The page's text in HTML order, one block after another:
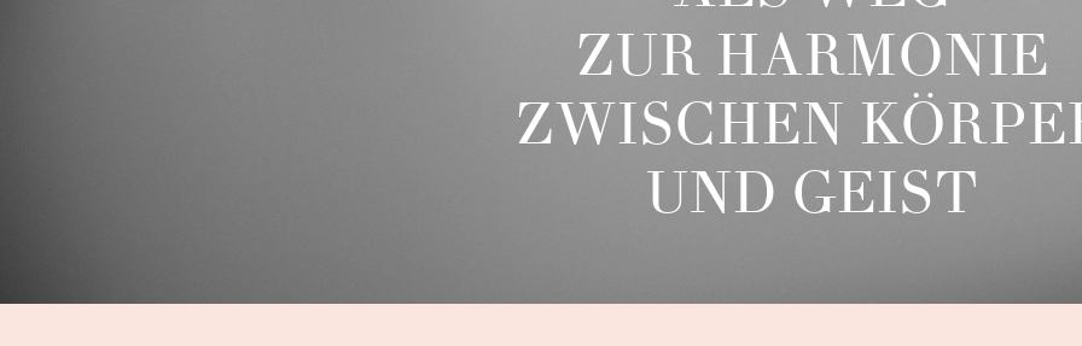
ZUR HARMONIE
ZWISCHEN
UND GEIST